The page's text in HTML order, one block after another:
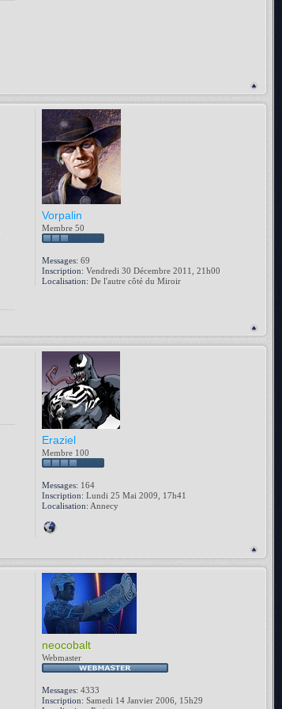
Vorpalin
Membre 50
Messages: 69
Inscription: Vendredi 30 Décembre 2011, 21h00
Localisation: De l'autre côté du Miroir
Eraziel
Membre 100
Messages: 164
Inscription: Lundi 25 Mai 2009, 17h41
Localisation: Annecy
neocobalt
Webmaster
Messages: 4333
Inscription: Samedi 14 Janvier 2006, 15h29